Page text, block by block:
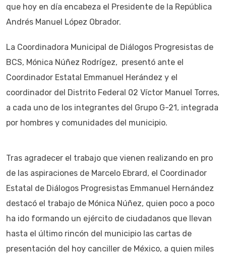
que hoy en día encabeza el Presidente de la República
Andrés Manuel López Obrador.
La Coordinadora Municipal de Diálogos Progresistas de
BCS, Mónica Núñez Rodrígez, presentó ante el
Coordinador Estatal Emmanuel Herández y el
coordinador del Distrito Federal 02 Víctor Manuel Torres,
a cada uno de los integrantes del Grupo G-21, integrada
por hombres y comunidades del municipio.
Tras agradecer el trabajo que vienen realizando en pro
de las aspiraciones de Marcelo Ebrard, el Coordinador
Estatal de Diálogos Progresistas Emmanuel Hernández
destacó el trabajo de Mónica Núñez, quien poco a poco
ha ido formando un ejército de ciudadanos que llevan
hasta el último rincón del municipio las cartas de
presentación del hoy canciller de México, a quien miles